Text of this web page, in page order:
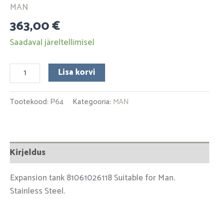
MAN
363,00€
Saadaval järeltellimisel
Lisa korvi
Tootekood: Р64 Kategooria: MAN
Kirjeldus
Expansion tank 81061026118 Suitable for Man.
Stainless Steel.